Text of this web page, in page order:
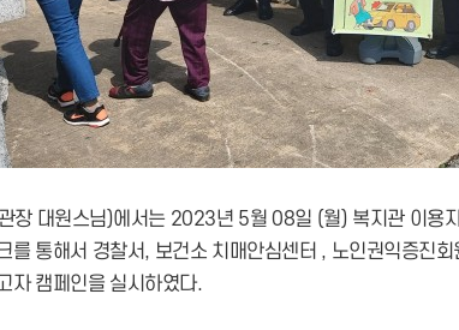
장 대원스님)에서는 2023년 5월 08일 (월) 복지관 이
를 통해서 경찰서, 보건소 치매안심센터 , 노인권익증진
자 캠페인을 실시하였다.